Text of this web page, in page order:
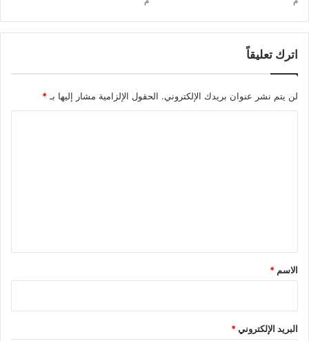
اترك تعليقاً
لن يتم نشر عنوان بريدك الإلكتروني. الحقول الإلزامية مشار إليها بـ *
*
الاسم *
البريد الإلكتروني*